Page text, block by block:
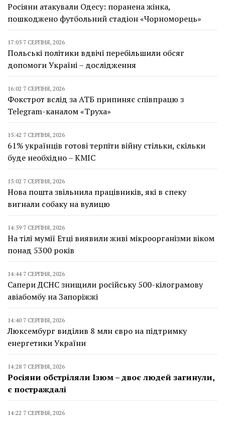
Росіяни атакували Одесу: поранена жінка,
пошкоджено футбольний стадіон «Чорноморець»
17:05 7 СЕРПНЯ, 2026
Польські політики вдвічі перебільшили обсяг
допомоги Україні – дослідження
16:02 7 СЕРПНЯ, 2026
Фокстрот вслід за АТБ припиняє співпрацю з
Telegram-каналом «Труха»
15:42 7 СЕРПНЯ, 2026
61% українців готові терпіти війну стільки, скільки
буде необхідно – КМІС
15:02 7 СЕРПНЯ, 2026
Нова пошта звільнила працівників, які в спеку
вигнали собаку на вулицю
14:59 7 СЕРПНЯ, 2026
На тілі мумії Етці виявили живі мікроорганізми віком
понад 5300 років
14:44 7 СЕРПНЯ, 2026
Сапери ДСНС знищили російську 500-кілограмову
авіабомбу на Запоріжжі
14:40 7 СЕРПНЯ, 2026
Люксембург виділив 8 млн євро на підтримку
енергетики України
14:28 7 СЕРПНЯ, 2026
Росіяни обстріляли Ізюм – двоє людей загинули,
є постраждалі
14:22 7 СЕРПНЯ, 2026